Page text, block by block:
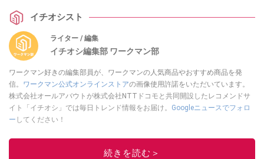
イチオシスト
ライター / 編集
イチオシ編集部 ワークマン部
ワークマン好きの編集部員が、ワークマンの人気商品やおすすめ商品を発
信。 ワークマン公式オンラインストアの画像使用許諾をいただいています。
株式会社オールアバウトが株式会社NTTドコモと共同開設したレコメンドサ
イト「イチオシ」では毎日トレンド情報をお届け。 Googleニュースでフォロ
ー してください！
このイチオシストの他の記事を読む
続きを読む＞